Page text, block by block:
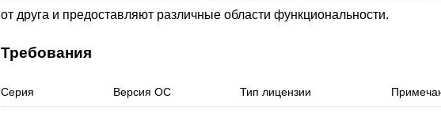
от друга и предоставляют различные области функциональности.
Требования
Серия Версия ОС Тип лицензии